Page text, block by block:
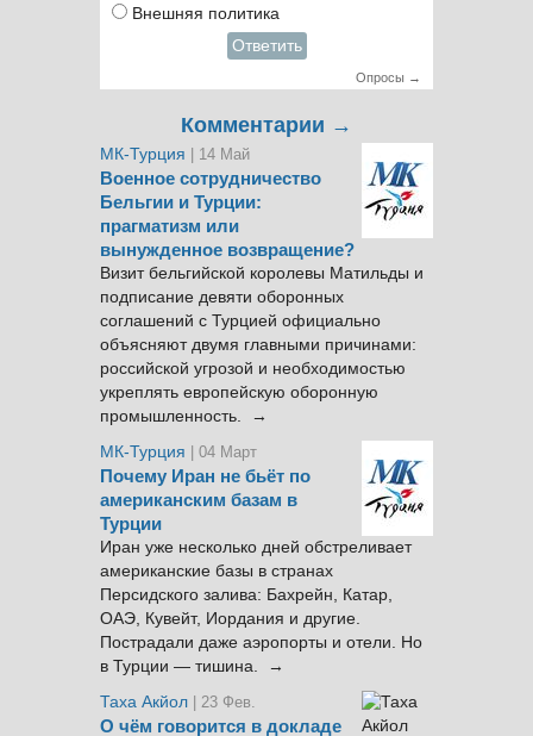
Внешняя политика
Ответить
Опросы →
Комментарии →
МК-Турция | 14 Май
Военное сотрудничество
Бельгии и Турции:
прагматизм или
вынужденное возвращение?
Визит бельгийской королевы Матильды и
подписание девяти оборонных
соглашений с Турцией официально
объясняют двумя главными причинами:
российской угрозой и необходимостью
укреплять европейскую оборонную
промышленность. →
МК-Турция
| 04 Март
Почему Иран не бьёт по
американским базам в
Турции
Иран уже несколько дней обстреливает
американские базы в странах
Персидского залива: Бахрейн, Катар,
ОАЭ, Кувейт, Иордания и другие.
Пострадали даже аэропорты и отели. Но
в Турции — тишина. →
Таха Акйол | 23 Фев.
О чём говорится в докладе